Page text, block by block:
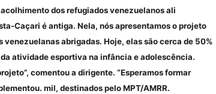
dos refugiados venezuelanos ali
Caçari é antiga. Nela, nós apresentamos o projeto
abrigadas. Hoje, elas são cerca de 50%
atividade esportiva na infância e adolescência.
comentou a dirigente. “Esperamos formar
mil, destinados pelo MPT/AMRR.